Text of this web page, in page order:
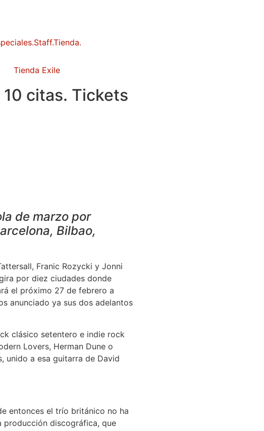
Tienda Exile
citas. Tickets
de marzo por
Bilbao,
Franic Rozycki y Jonni
por diez ciudades donde
el próximo 27 de febrero a
anunciado ya sus dos adelantos
clásico setentero e indie rock
Lovers, Herman Dune o
unido a esa guitarra de David
entonces el trío británico no ha
producción discográfica, que